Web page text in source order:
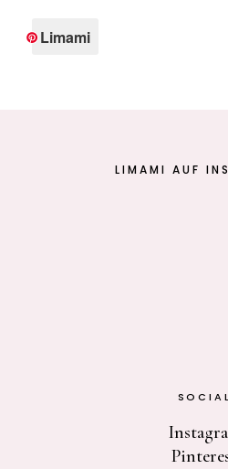
Limami
LIMAMI AUF
SOCIAL